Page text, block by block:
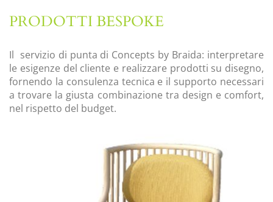
PRODOTTI BESPOKE
Il servizio di punta di Concepts by Braida: interpretare
le esigenze del cliente e realizzare prodotti su disegno,
fornendo la consulenza tecnica e il supporto necessari
a trovare la giusta combinazione tra design e comfort,
nel rispetto del budget.